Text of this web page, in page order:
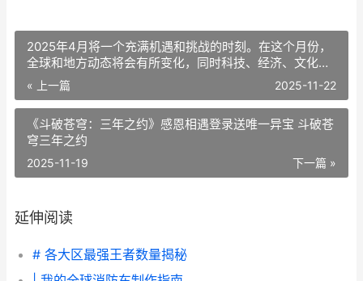
2025年4月将一个充满机遇和挑战的时刻。在这个月份，
全球和地方动态将会有所变化，同时科技、经济、文化等
领域也将在不断演变。下面内容是一些可能在2025年4月
引起关注的主题和事件：
« 上一篇 2025-11-22
《斗破苍穹：三年之约》感恩相遇登录送唯一异宝 斗破苍
穹三年之约
下一篇 »
2025-11-19
延伸阅读
# 各大区最强王者数量揭秘